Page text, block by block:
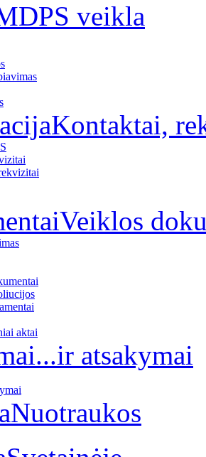
veikla
Kontaktai,
Veiklos
aktai
...ir atsakymai
Nuotraukos